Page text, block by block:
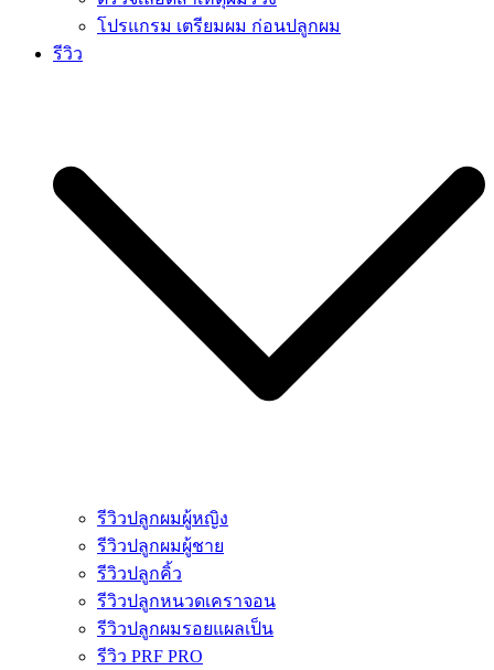
โปรแกรม เตรียมผม ก่อนปลูกผม
รีวิว
รีวิวปลูกผมผู้หญิง
รีวิวปลูกผมผู้ชาย
รีวิวปลูกคิ้ว
รีวิวปลูกหนวดเคราจอน
รีวิวปลูกผมรอยแผลเป็น
รีวิว PRF PRO